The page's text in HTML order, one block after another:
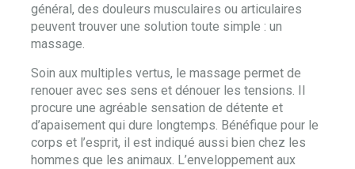
général, des douleurs musculaires ou articulaires
peuvent trouver une solution toute simple : un
massage.
Soin aux multiples vertus, le massage permet de
renouer avec ses sens et dénouer les tensions. Il
procure une agréable sensation de détente et
d’apaisement qui dure longtemps. Bénéfique pour le
corps et l’esprit, il est indiqué aussi bien chez les
hommes que les animaux. L’enveloppement aux